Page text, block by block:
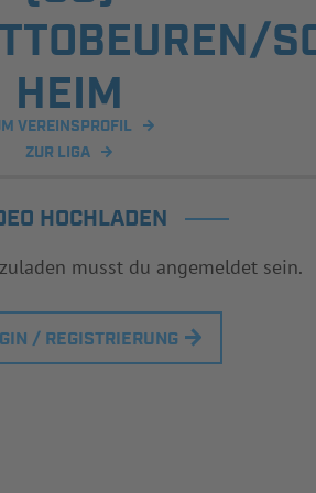
HEIM
VEREINSPROFIL
ZUR LIGA
HOCHLADEN
musst du angemeldet sein.
/ REGISTRIERUNG